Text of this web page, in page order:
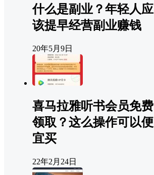
什么是副业？年轻人应
该提早经营副业赚钱
20年5月9日
喜马拉雅听书会员免费
领取？这么操作可以便
宜买
22年2月24日